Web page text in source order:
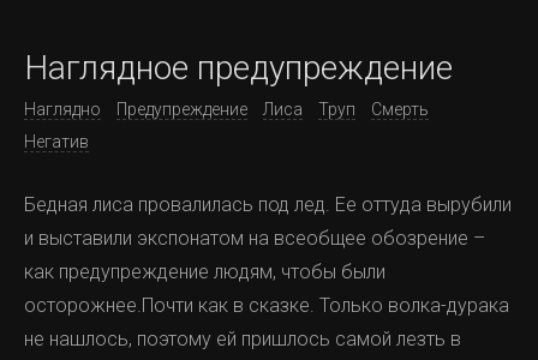
Наглядное предупреждение
Наглядно Предупреждение Лиса Труп
Смерть
Негатив
Бедная лиса провалилась под лед. Ее оттуда вырубили
и выставили экспонатом на всеобщее обозрение –
как предупреждение людям, чтобы были
осторожнее.Почти как в сказке. Только волка-дурака
не нашлось, поэтому ей пришлось самой лезть в